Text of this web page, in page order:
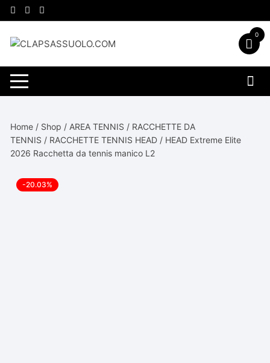
Vai
al
contenuto
0
Home / Shop / AREA TENNIS / RACCHETTE DA
TENNIS / RACCHETTE TENNIS HEAD / HEAD Extreme Elite
2026 Racchetta da tennis manico L2
-20.03%